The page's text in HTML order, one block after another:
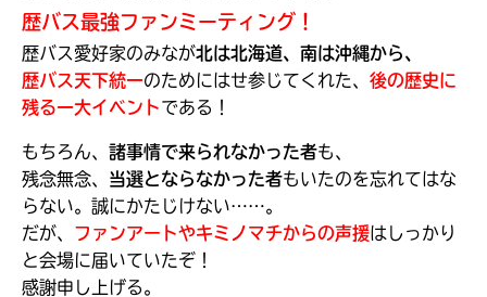
歴バス最強ファンミーティング！
歴バス愛好家のみなが北は北海道、南は沖縄から、
歴バス天下統一のためにはせ参じてくれた、 後の歴史に
残る一大イベントである！
もちろん、 諸事情で来られなかった者も、
残念無念、 当選とならなかった者もいたのを忘れてはな
らない。誠にかたじけない……。
だが、 ファンアートやキミノマチからの声援はしっかり
と会場に届いていたぞ！
感謝申し上げる。